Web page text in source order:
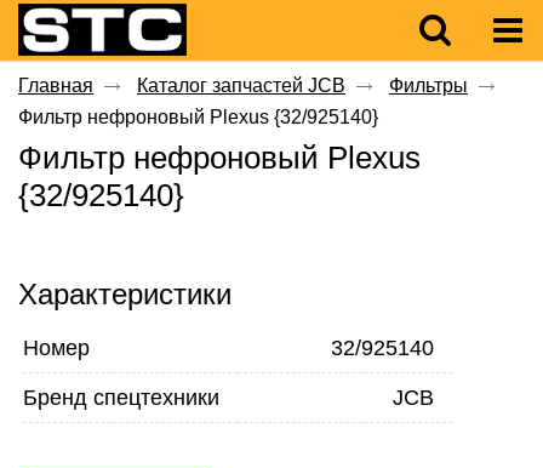
Главная Каталог запчастей JCB
Фильтры
Фильтр нефроновый Plexus {32/925140}
Фильтр нефроновый Plexus
{32/925140}
Характеристики
Номер 32/925140
Бренд спецтехники JCB